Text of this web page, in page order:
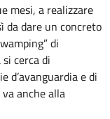
mesi, a realizzare
da dare un concreto
di
cerca di
d’avanguardia e di
anche alla